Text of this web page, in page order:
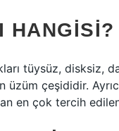
HANGISI?
tüysüz, disksiz,
çeşididir.
en çok tercih